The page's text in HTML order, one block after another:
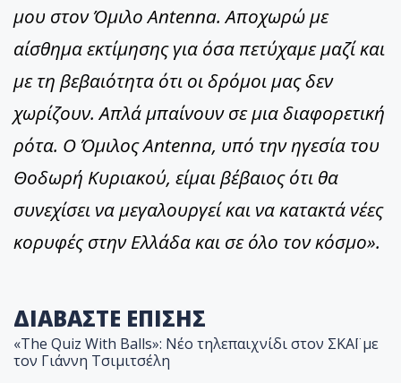
μου στον Όμιλο Antenna. Αποχωρώ με
αίσθημα εκτίμησης για όσα πετύχαμε μαζί και
με τη βεβαιότητα ότι οι δρόμοι μας δεν
χωρίζουν. Απλά μπαίνουν σε μια διαφορετική
ρότα. Ο Όμιλος Antenna, υπό την ηγεσία του
Θοδωρή Κυριακού, είμαι βέβαιος ότι θα
συνεχίσει να μεγαλουργεί και να κατακτά νέες
κορυφές στην Ελλάδα και σε όλο τον κόσμο».
ΔΙΑΒΑΣΤΕ ΕΠΙΣΗΣ
«The Quiz With Balls»: Νέο τηλεπαιχνίδι στον ΣΚΑΪ με
τον Γιάννη Τσιμιτσέλη